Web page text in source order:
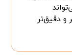
و دقیق‌تر